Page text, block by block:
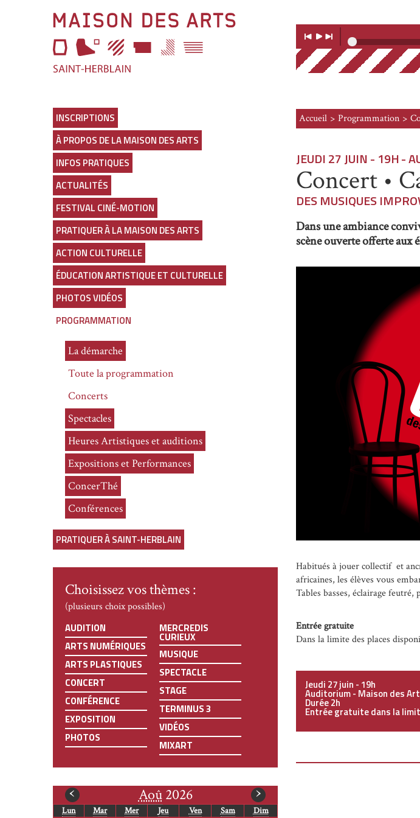
Maison
des
Arts
page
d'accueil
Lecteur
Soundcloud
Musique
précédente
LectureMusique
suivante
INSCRIPTIONS
À PROPOS DE LA MAISON DES ARTS
INFOS PRATIQUES
ACTUALITÉS
FESTIVAL CINÉ-MOTION
PRATIQUER À LA MAISON DES ARTS
ACTION CULTURELLE
ÉDUCATION ARTISTIQUE ET CULTURELLE
PHOTOS VIDÉOS
PROGRAMMATION
La démarche
Toute la programmation
Concerts
Spectacles
Heures Artistiques et auditions
Expositions et Performances
ConcerThé
Conférences
PRATIQUER À SAINT-HERBLAIN
Choisissez vos thèmes :
(plusieurs choix possibles)
AUDITION
ARTS NUMÉRIQUES
ARTS PLASTIQUES
CONCERT
CONFÉRENCE
EXPOSITION
PHOTOS
MERCREDIS
CURIEUX
MUSIQUE
SPECTACLE
STAGE
TERMINUS 3
VIDÉOS
MIXART
Aoû2026
‹mois
›mois
Lun Mar Mer Jeu Ven Sam Dim
Accueil Programmation
JEUDI 27 JUIN - 19H-
Concert •
DES MUSIQUES
Dans une ambiance
scène ouverte offerte aux
Habitués à jouer collectif et
africaines, les élèves vous
Tables basses, éclairage
Entrée gratuite
Dans la limite des places
Jeudi 27 juin - 19h
Auditorium - Maison des
Durée 2h
Entrée gratuite dans la